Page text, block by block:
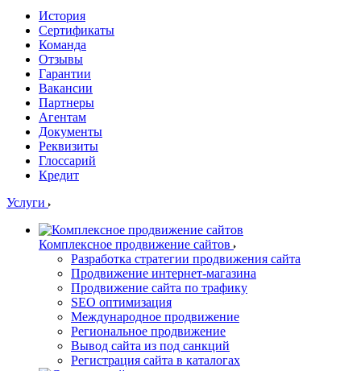
История
Сертификаты
Команда
Отзывы
Гарантии
Вакансии
Партнеры
Агентам
Документы
Реквизиты
Глоссарий
Кредит
Услуги
Комплексное продвижение сайтов
Разработка стратегии продвижения сайта
Продвижение интернет-магазина
Продвижение сайта по трафику
SEO оптимизация
Международное продвижение
Региональное продвижение
Вывод сайта из под санкций
Регистрация сайта в каталогах